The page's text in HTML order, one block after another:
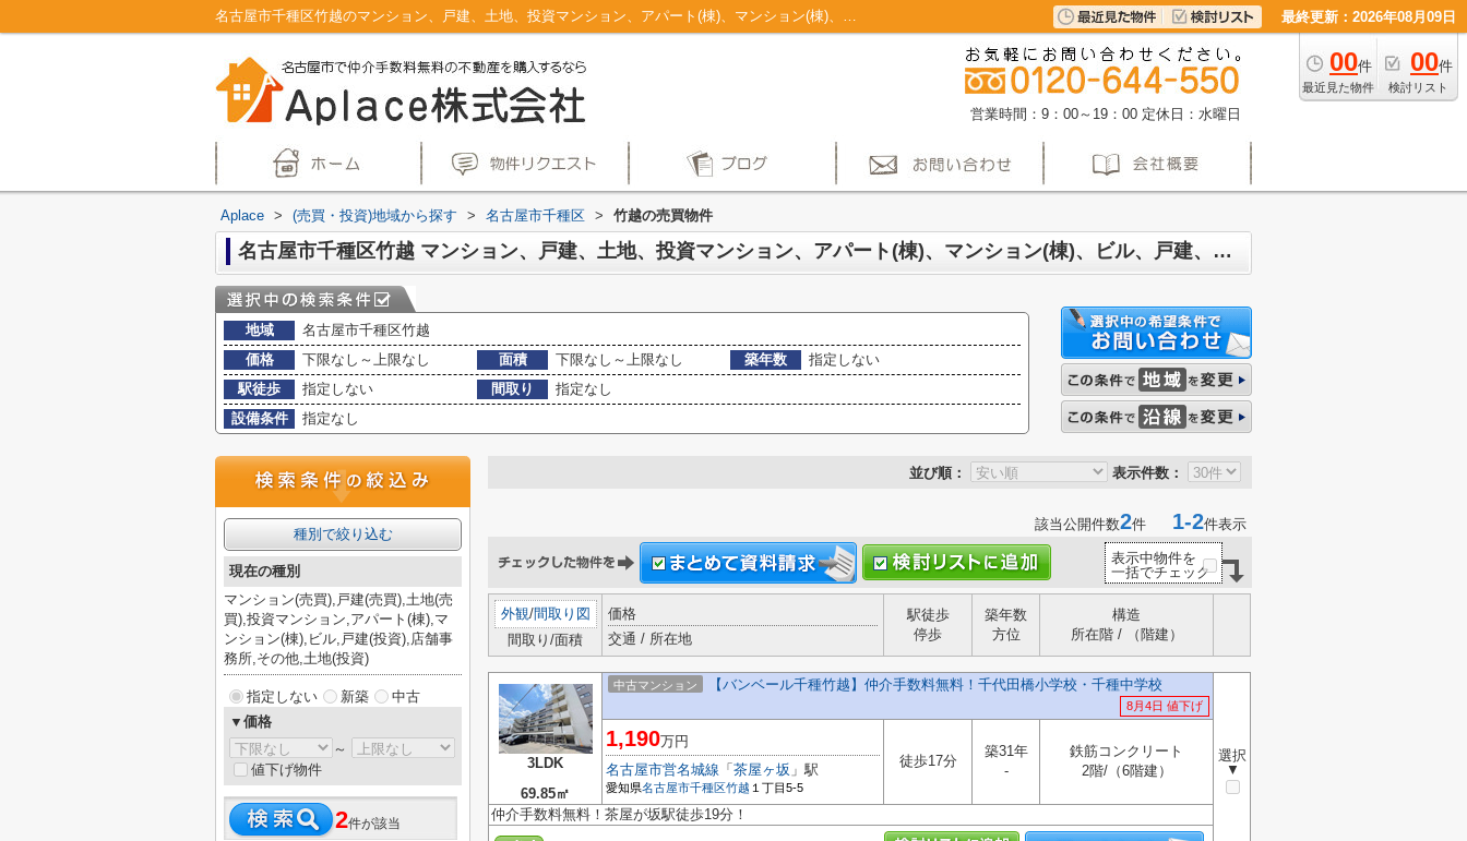
名古屋市千種区竹越のマンション、戸建、土地、投資マンション、アパート(棟)、マンション(棟)、ビル、戸建、店舗事務所、その他、土地一覧｜仲介手数料無料！名古屋市で新築戸建てを探すならAplace 最終更新：2026年08月09日
00件
最近見た物件
00件
検討リスト
営業時間：9：00～19：00 定休日：水曜日
Aplace > (売買・投資)地域から探す > 名古屋市千種区 > 竹越の売買物件
名古屋市千種区竹越 マンション、戸建、土地、投資マンション、アパート(棟)、マンション(棟)、ビル、戸建、店舗事務所、その他、土地一覧
地域
名古屋市千種区竹越
価格
下限なし～上限なし 面積 下限なし～上限なし 築年数
指定しない
駅徒歩
指定しない 間取り
指定なし
設備条件
指定なし
並び順： 表示件数：
該当公開件数2件 1-2件表示
表示中物件を
一括でチェック
外観/間取り図
間取り/面積
価格
交通 / 所在地
駅徒歩
停歩
築年数
方位
構造
所在階 / （階建）
3LDK
69.85㎡
中古マンション 【バンベール千種竹越】仲介手数料無料！千代田橋小学校・千種中学校
8月4日 値下げ
選択
▼
1,190万円
名古屋市営名城線 「 茶屋ヶ坂 」駅
愛知県名古屋市千種区竹越 １丁目5-5
徒歩17分
築31年
-
鉄筋コンクリート
2階/（6階建）
仲介手数料無料！茶屋が坂駅徒歩19分！
種別で絞り込む
現在の種別
マンション(売買),戸建(売買),土地(売
買),投資マンション,アパート(棟),マ
ンション(棟),ビル,戸建(投資),店舗事
務所,その他,土地(投資)
指定しない 新築
中古
▼価格
～
値下げ物件
2件が該当